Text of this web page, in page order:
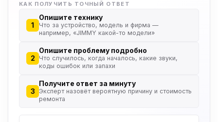
КАК ПОЛУЧИТЬ ТОЧНЫЙ ОТВЕТ
1
Опишите технику
Что за устройство, модель и фирма —
например, «JIMMY какой-то модели»
2
Опишите проблему подробно
Что случилось, когда началось, какие звуки,
коды ошибок или запахи
3
Получите ответ за минуту
Эксперт назовёт вероятную причину и стоимость
ремонта